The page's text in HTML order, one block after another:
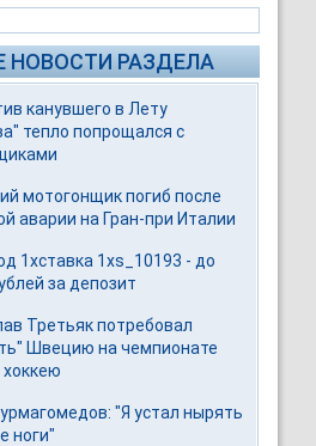
НОВОСТИ РАЗДЕЛА
канувшего в Лету
тепло попрощался с
мотогонщик погиб после
аварии на Гран-при Италии
1хставка 1xs_10193 - до
за депозит
Третьяк потребовал
Швецию на чемпионате
"Я устал нырять
ноги"